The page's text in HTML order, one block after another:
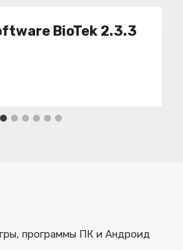
BioTek 2.3.3
программы ПК и Андроид